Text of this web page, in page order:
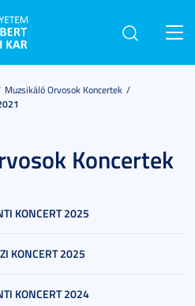
Muzsikáló Orvosok Koncertek
Koncertek
KONCERT 2025
KONCERT 2025
KONCERT 2024